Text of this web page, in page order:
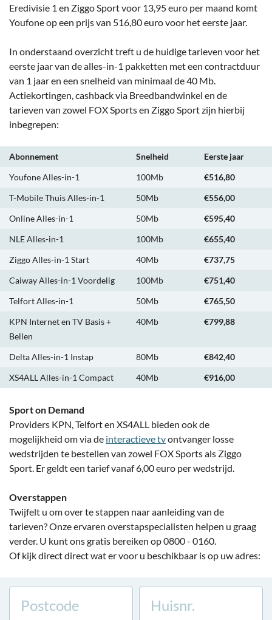
Eredivisie 1 en Ziggo Sport voor 13,95 euro per maand komt
Youfone op een prijs van 516,80 euro voor het eerste jaar.
In onderstaand overzicht treft u de huidige tarieven voor het
eerste jaar van de alles-in-1 pakketten met een contractduur
van 1 jaar en een snelheid van minimaal de 40 Mb.
Actiekortingen, cashback via Breedbandwinkel en de
tarieven van zowel FOX Sports en Ziggo Sport zijn hierbij
inbegrepen:
Abonnement Snelheid
Eerste jaar
Youfone Alles-in-1
100Mb
€516,80
T-Mobile Thuis Alles-in-1
50Mb
€556,00
Online Alles-in-1
50Mb
€595,40
NLE Alles-in-1
100Mb
€655,40
Ziggo Alles-in-1 Start
40Mb
€737,75
Caiway Alles-in-1 Voordelig
100Mb
€751,40
Telfort Alles-in-1
50Mb
€765,50
KPN Internet en TV Basis +
Bellen
40Mb €799,88
Delta Alles-in-1 Instap 80Mb
€842,40
XS4ALL Alles-in-1 Compact
40Mb €916,00
Sport on Demand
Providers KPN, Telfort en XS4ALL bieden ook de
mogelijkheid om via de interactieve tvontvanger losse
wedstrijden te bestellen van zowel FOX Sports als Ziggo
Sport. Er geldt een tarief vanaf 6,00 euro per wedstrijd.
Overstappen
Twijfelt u om over te stappen naar aanleiding van de
tarieven? Onze ervaren overstapspecialisten helpen u graag
verder. U kunt ons gratis bereiken op 0800 - 0160.
Of kijk direct direct wat er voor u beschikbaar is op uw adres: